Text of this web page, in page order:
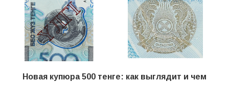
Новая купюра 500 тенге: как выглядит и чем